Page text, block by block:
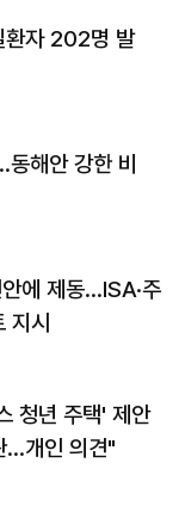
환자 202명 발
해안 강한 비
에 제동…ISA·주
지시
청년 주택' 제안
…개인 의견"